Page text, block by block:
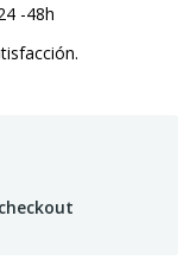
-48h